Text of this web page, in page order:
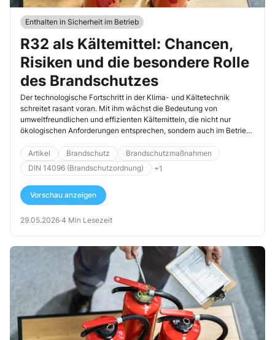
Enthalten in Sicherheit im Betrieb
R32 als Kältemittel: Chancen,
Risiken und die besondere Rolle
des Brandschutzes
Der technologische Fortschritt in der Klima- und Kältetechnik
schreitet rasant voran. Mit ihm wächst die Bedeutung von
umweltfreundlichen und effizienten Kältemitteln, die nicht nur
ökologischen Anforderungen entsprechen, sondern auch im Betrieb
modernen Anlagen eine zentrale Rolle spielt, ist Difluormethan,
besser bekannt unter seiner Kurzbezeichnung R32. R32 wird
insbesondere aufgrund seiner hohen Energieeffizienz und seines
vergleichsweise niedrigen Treibhauspotenzials geschätzt. Doch das
Mittel birgt auch ein Risiko, denn es ist brennbar. Damit ergeben sich
besondere Brandschutzanforderungen an Planung, Installation und
Dokumentation.
Artikel Brandschutz
Brandschutzmaßnahmen
DIN 14096 (Brandschutzordnung)
+1
Vorschau anzeigen
29.05.2026·4 Min Lesezeit